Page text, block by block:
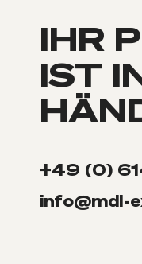
IHR
IST
+49 (0)
info@mdl-